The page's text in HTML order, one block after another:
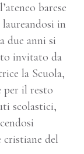
barese
in
due anni si
invitato da
la Scuola,
per il resto
scolastici,
cristiane del